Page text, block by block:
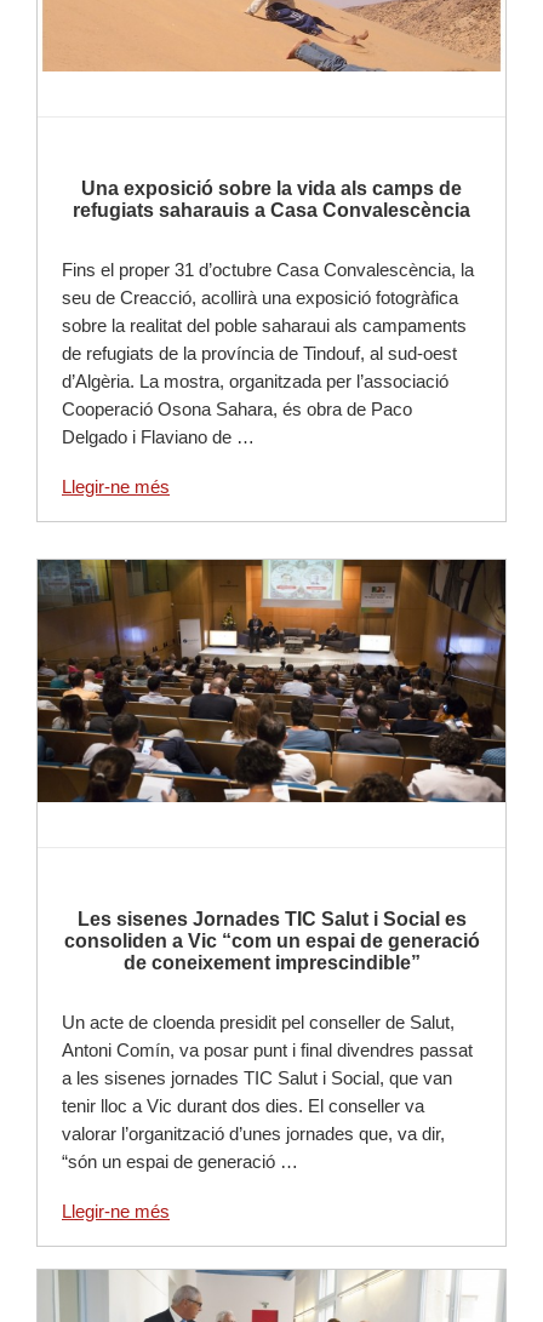
Una exposició sobre la vida als camps de
refugiats saharauis a Casa Convalescència
Fins el proper 31 d’octubre Casa Convalescència, la
seu de Creacció, acollirà una exposició fotogràfica
sobre la realitat del poble saharaui als campaments
de refugiats de la província de Tindouf, al sud-oest
d’Algèria. La mostra, organitzada per l’associació
Cooperació Osona Sahara, és obra de Paco
Delgado i Flaviano de …
Llegir-ne més
Llegir-ne més
Les sisenes Jornades TIC Salut i Social es
consoliden a Vic “com un espai de generació
de coneixement imprescindible”
Un acte de cloenda presidit pel conseller de Salut,
Antoni Comín, va posar punt i final divendres passat
a les sisenes jornades TIC Salut i Social, que van
tenir lloc a Vic durant dos dies. El conseller va
valorar l’organització d’unes jornades que, va dir,
“són un espai de generació …
Llegir-ne més